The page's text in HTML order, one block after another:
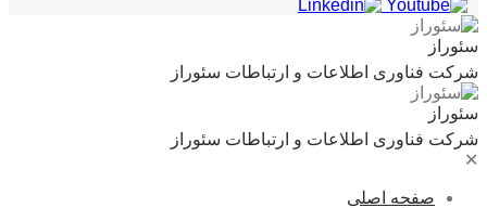
سئوراز
شرکت فناوری اطلاعات و ارتباطات سئوراز
سئوراز
شرکت فناوری اطلاعات و ارتباطات سئوراز
✕
صفحه اصلی